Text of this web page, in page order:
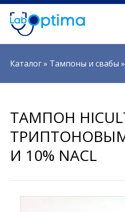
Вы здесь
Каталог» Тампоны и свабы »
ТАМПОН
И 10% NACL